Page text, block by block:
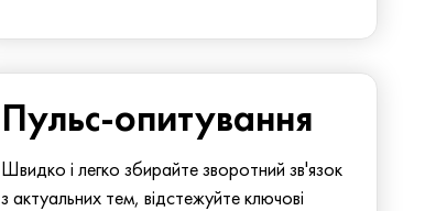
Пульс-опитування
Швидко і легко збирайте зворотний зв'язок
з актуальних тем, відстежуйте ключові